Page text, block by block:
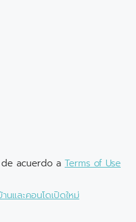
acuerdo a Terms of Use
นและคอนโดเปิดใหม่